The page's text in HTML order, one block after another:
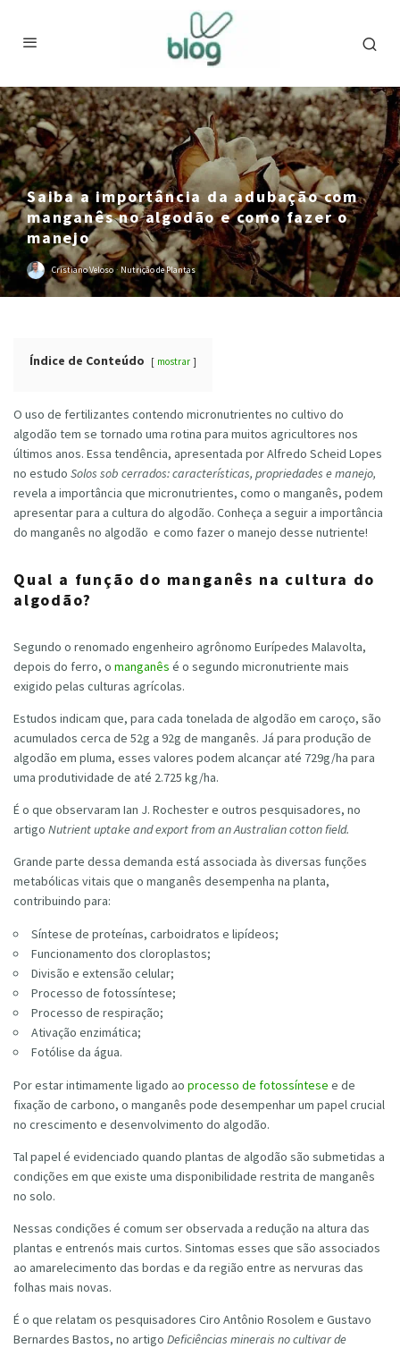
Saiba a importância da adubação com
manganês no algodão e como fazer o
manejo
Cristiano Veloso · Nutrição de Plantas
Índice de Conteúdo mostrar
O uso de fertilizantes contendo micronutrientes no cultivo do
algodão tem se tornado uma rotina para muitos agricultores nos
últimos anos. Essa tendência, apresentada por Alfredo Scheid Lopes
no estudo Solos sob cerrados: características, propriedades e manejo,
revela a importância que micronutrientes, como o manganês, podem
apresentar para a cultura do algodão. Conheça a seguir a importância
do manganês no algodão e como fazer o manejo desse nutriente!
Qual a função do manganês na cultura do
algodão?
Segundo o renomado engenheiro agrônomo Eurípedes Malavolta,
depois do ferro, o manganês é o segundo micronutriente mais
exigido pelas culturas agrícolas.
Estudos indicam que, para cada tonelada de algodão em caroço, são
acumulados cerca de 52g a 92g de manganês. Já para produção de
algodão em pluma, esses valores podem alcançar até 729g/ha para
uma produtividade de até 2.725 kg/ha.
É o que observaram Ian J. Rochester e outros pesquisadores, no
artigo Nutrient uptake and export from an Australian cotton field.
Grande parte dessa demanda está associada às diversas funções
metabólicas vitais que o manganês desempenha na planta,
contribuindo para:
Síntese de proteínas, carboidratos e lipídeos;
Funcionamento dos cloroplastos;
Divisão e extensão celular;
Processo de fotossíntese;
Processo de respiração;
Ativação enzimática;
Fotólise da água.
Por estar intimamente ligado ao processo de fotossíntese e de
fixação de carbono, o manganês pode desempenhar um papel crucial
no crescimento e desenvolvimento do algodão.
Tal papel é evidenciado quando plantas de algodão são submetidas a
condições em que existe uma disponibilidade restrita de manganês
no solo.
Nessas condições é comum ser observada a redução na altura das
plantas e entrenós mais curtos. Sintomas esses que são associados
ao amarelecimento das bordas e da região entre as nervuras das
folhas mais novas.
É o que relatam os pesquisadores Ciro Antônio Rosolem e Gustavo
Bernardes Bastos, no artigo Deficiências minerais no cultivar de